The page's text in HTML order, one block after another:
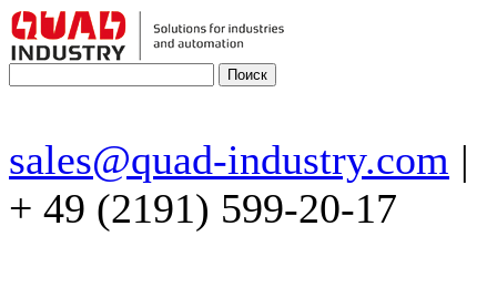
sales@quad-industry.com |
+ 49 (2191) 599-20-17